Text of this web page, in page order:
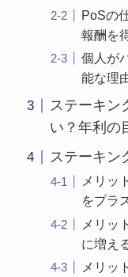
PoSの
報酬を
個人が
能な理
ステーキン
い？年利の
ステーキン
メリッ
をプラ
メリ
に増え
メリッ